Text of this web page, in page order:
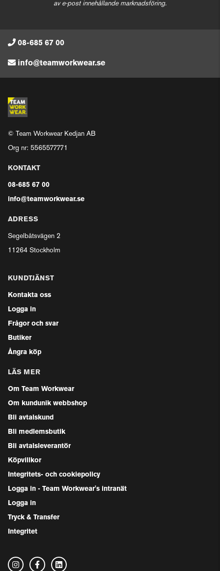
av e-post innehållande marknadsföring.
08-685 67 00
info@teamworkwear.se
© Team Workwear Kedjan AB
Org nr: 5565577771
KONTAKT
08-685 67 00
info@teamworkwear.se
ADRESS
Segelbåtsvägen 2
11264 Stockholm
KUNDTJÄNST
Kontakta oss
Logga in
Frågor och svar
Butiker
Ångra köp
LÄS MER
Om Team Workwear
Om kundunik webbshop
Bli avtalskund
Bli medlemsbutik
Bli avtalsleverantör
Köpvillkor
Integritets- och cookiepolicy
Logga in - Team Workwear's intranät
Logga in
Tryck & Transfer
Integritet